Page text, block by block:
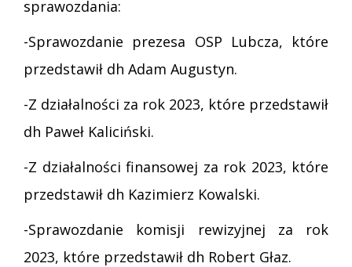
sprawozdania:
-Sprawozdanie prezesa OSP Lubcza, które
przedstawił dh Adam Augustyn.
-Z działalności za rok 2023, które przedstawił
dh Paweł Kaliciński.
-Z działalności finansowej za rok 2023, które
przedstawił dh Kazimierz Kowalski.
-Sprawozdanie komisji rewizyjnej za rok
2023, które przedstawił dh Robert Głaz.